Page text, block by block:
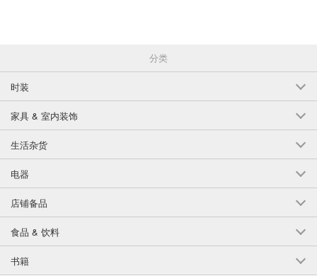
分类
时装
家具 & 室内装饰
生活杂货
电器
店铺备品
食品 & 饮料
书籍